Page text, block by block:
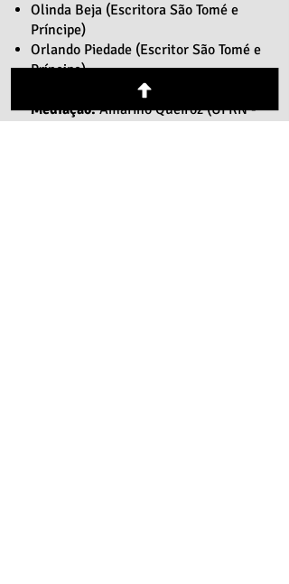
Olinda Beja (Escritora São Tomé e
Príncipe)
Orlando Piedade (Escritor São Tomé e
Príncipe)
Mediação:Amarino Queiroz (UFRN -